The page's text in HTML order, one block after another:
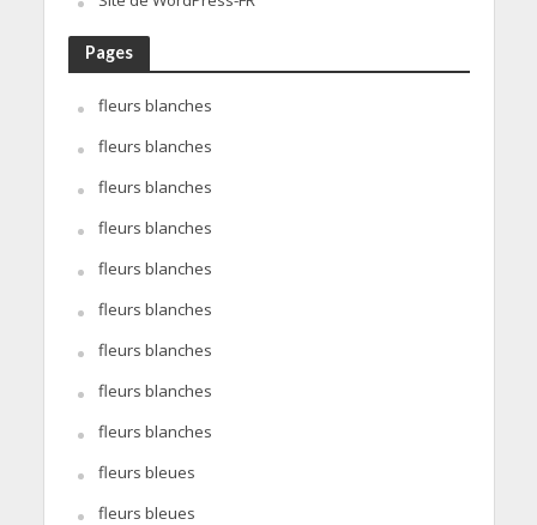
Pages
fleurs blanches
fleurs blanches
fleurs blanches
fleurs blanches
fleurs blanches
fleurs blanches
fleurs blanches
fleurs blanches
fleurs blanches
fleurs bleues
fleurs bleues